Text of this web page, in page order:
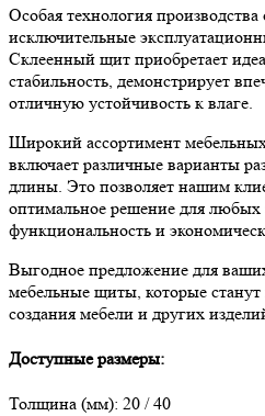
Особая технология производства
исключительные
Склеенный щит приобретает
стабильность, демонстрирует
отличную устойчивость к влаге.
Широкий ассортимент
включает различные варианты
длины. Это позволяет нашим
оптимальное решение для любых
функциональность и
Выгодное предложение для
мебельные щиты, которые
создания мебели и других
Доступные размеры:
Толщина (мм): 20 / 40